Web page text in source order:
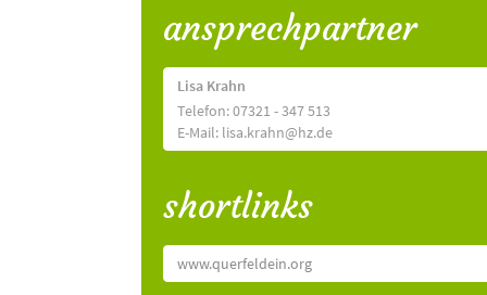
ansprechpartner
Lisa Krahn
Telefon: 07321 - 347 513
E-Mail: lisa.krahn@hz.de
shortlinks
www.querfeldein.org